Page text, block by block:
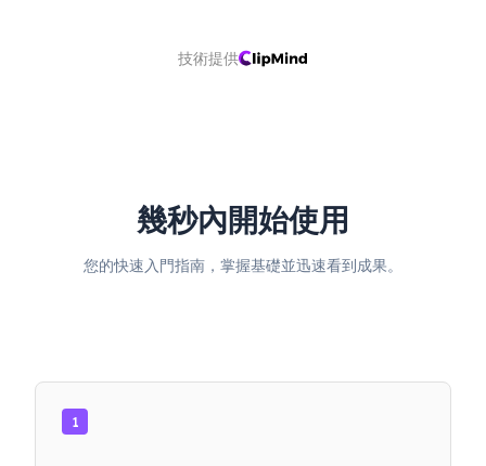
技術提供
幾秒內開始使用
您的快速入門指南，掌握基礎並迅速看到成果。
1